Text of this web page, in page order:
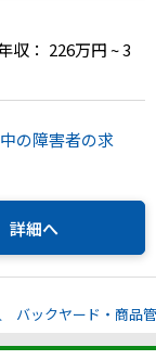
収： 226万円 ~ 3
の障害者の求
詳細へ
バックヤード・商品